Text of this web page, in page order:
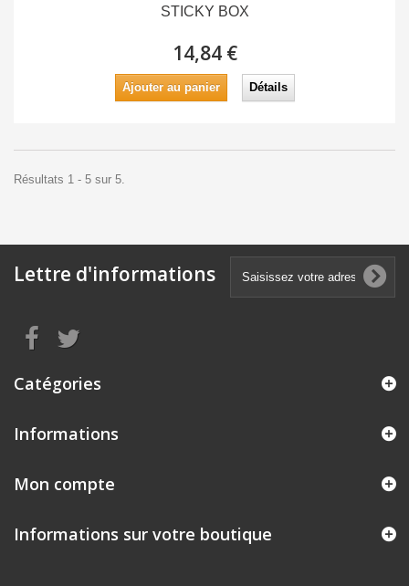
STICKY BOX
14,84 €
Ajouter au panier Détails
Résultats 1 - 5 sur 5.
Lettre d'informations
Catégories
Informations
Mon compte
Informations sur votre boutique